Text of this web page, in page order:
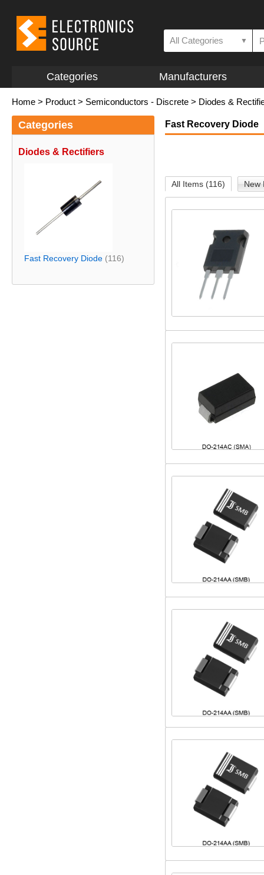
All Categories ▼
Categories Manufacturers
Home > Product > Semiconductors - Discrete > Diodes &
Categories
Diodes & Rectifiers
Fast Recovery Diode (116)
Fast Recovery Diode
All Items (116) New